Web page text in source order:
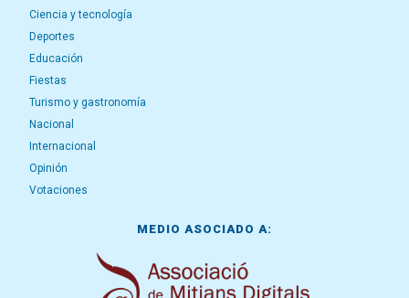
Ciencia y tecnología
Deportes
Educación
Fiestas
Turismo y gastronomía
Nacional
Internacional
Opinión
Votaciones
MEDIO ASOCIADO A: